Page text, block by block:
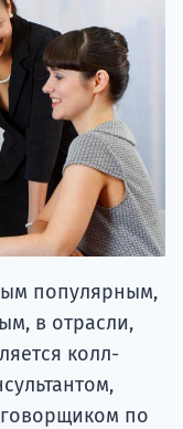
популярным,
в отрасли,
колл-
по